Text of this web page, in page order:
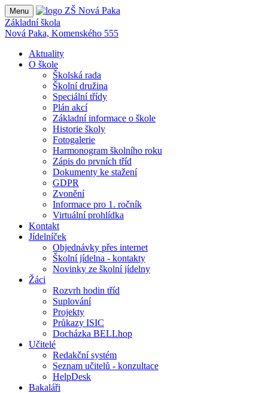
Menu
Základní škola
Nová Paka, Komenského 555
Aktuality
O škole
Školská rada
Školní družina
Speciální třídy
Plán akcí
Základní informace o škole
Historie školy
Fotogalerie
Harmonogram školního roku
Zápis do prvních tříd
Dokumenty ke stažení
GDPR
Zvonění
Informace pro 1. ročník
Virtuální prohlídka
Kontakt
Jídelníček
Objednávky přes internet
Školní jídelna - kontakty
Novinky ze školní jídelny
Žáci
Rozvrh hodin tříd
Suplování
Projekty
Průkazy ISIC
Docházka BELLhop
Učitelé
Redakční systém
Seznam učitelů - konzultace
HelpDesk
Bakaláři